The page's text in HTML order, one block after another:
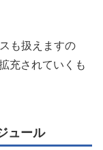
も扱えますの
充されていくも
ュール